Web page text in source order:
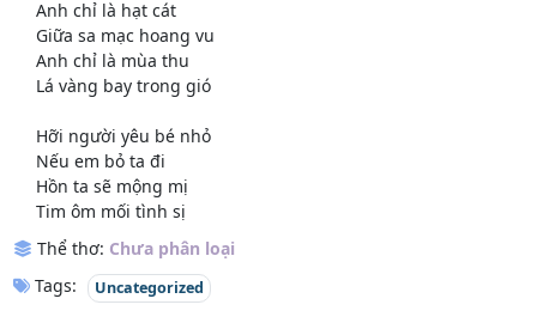
Anh chỉ là hạt cát
Giữa sa mạc hoang vu
Anh chỉ là mùa thu
Lá vàng bay trong gió
Hỡi người yêu bé nhỏ
Nếu em bỏ ta đi
Hồn ta sẽ mộng mị
Tim ôm mối tình sị
Thể thơ: Chưa phân loại
Tags:
Uncategorized